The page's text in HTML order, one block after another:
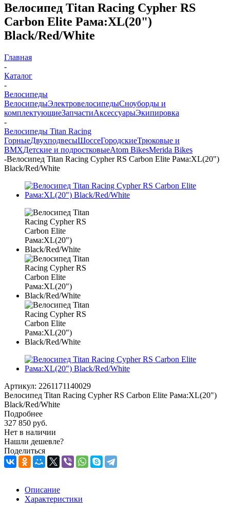
Велосипед Titan Racing Cypher RS
Carbon Elite Рама:XL(20")
Black/Red/White
Главная
-
Каталог
-
Велосипеды
ВелосипедыЭлектровелосипедыCноуборды и
комплектующиеЗапчастиАксессуарыЭкипировка
-
Велосипеды Titan Racing
ГорныеДвухподвесыШоссеГородскиеТрюковые и
BMXДетские и подростковыеAtom BikesMerida Bikes
-Велосипед Titan Racing Cypher RS Carbon Elite Рама:XL(20")
Black/Red/White
Артикул: 2261171140029
Велосипед Titan Racing Cypher RS Carbon Elite Рама:XL(20")
Black/Red/White
Подробнее
327 850 руб.
Нет в наличии
Нашли дешевле?
Поделиться
Описание
Характеристики